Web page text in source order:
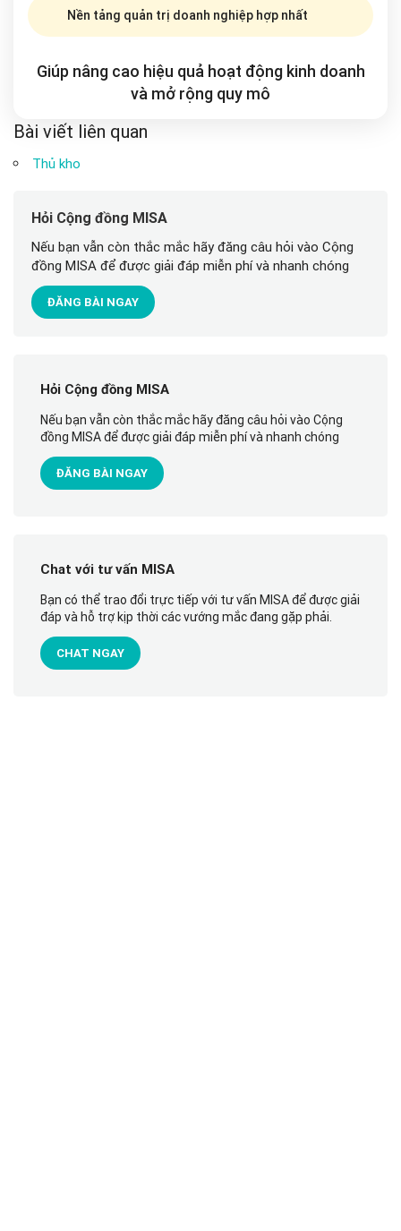
Nền tảng quản trị doanh nghiệp hợp nhất
Giúp nâng cao hiệu quả hoạt động kinh doanh
và mở rộng quy mô
Bài viết liên quan
Thủ kho
Hỏi Cộng đồng MISA
Nếu bạn vẫn còn thắc mắc hãy đăng câu hỏi vào Cộng
đồng MISA để được giải đáp miễn phí và nhanh chóng
ĐĂNG BÀI NGAY
Hỏi Cộng đồng MISA
Nếu bạn vẫn còn thắc mắc hãy đăng câu hỏi vào Cộng
đồng MISA để được giải đáp miễn phí và nhanh chóng
ĐĂNG BÀI NGAY
Chat với tư vấn MISA
Bạn có thể trao đổi trực tiếp với tư vấn MISA để được giải
đáp và hỗ trợ kịp thời các vướng mắc đang gặp phải.
CHAT NGAY